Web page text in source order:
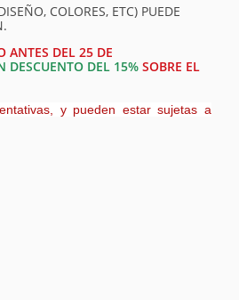
COLORES, ETC) PUEDE
ANTES DEL 25 DE
DESCUENTO DEL 15% SOBRE EL
y pueden estar sujetas a